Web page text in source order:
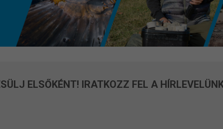
ELSŐKÉNT! IRATKOZZ FEL A